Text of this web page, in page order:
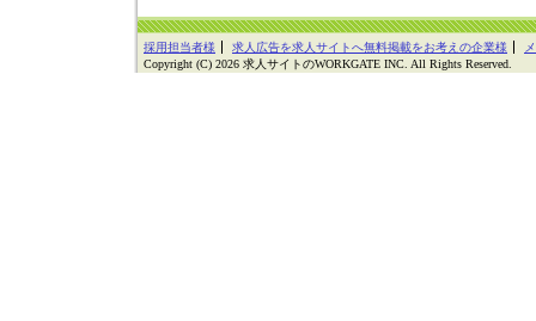
採用担当者様 求人広告を求人サイトへ無料掲載をお考えの企業様
Copyright (C) 2026 求人サイトのWORKGATE INC. All Rights Reserved.